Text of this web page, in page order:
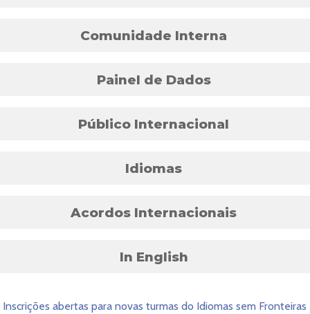
Comunidade Interna
Painel de Dados
Público Internacional
Idiomas
Acordos Internacionais
In English
Inscrições abertas para novas turmas do Idiomas sem Fronteiras